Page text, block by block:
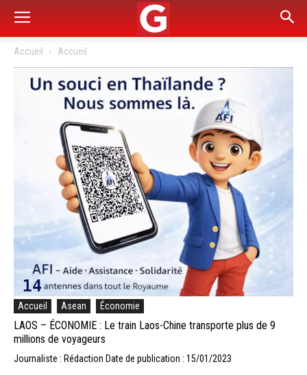
Accueil Accueil
Accueil Asean Économie
LAOS – ÉCONOMIE : Le train Laos-Chine transporte plus de 9
millions de voyageurs
Journaliste : Rédaction Date de publication : 15/01/2023